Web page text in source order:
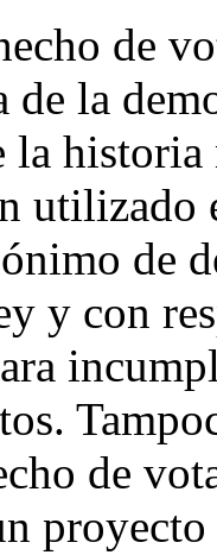
de
de la
la
de
y con
de